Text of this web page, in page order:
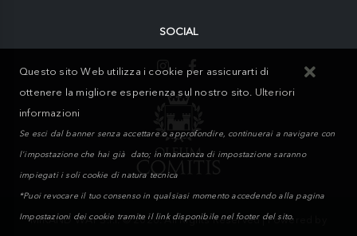
SOCIAL
MIKAND WAY S.r.l. © 2026. All Rights Reserved | Powered by
Questo sito Web utilizza i cookie per assicurarti di
ottenere la migliore esperienza sul nostro sito. Ulteriori
informazioni
Se esci dal banner senza accettare o approfondire, continuerai a navigare con
l'impostazione che hai già dato; in mancanza di impostazione saranno
impiegati i soli cookie di natura tecnica
*Puoi revocare il tuo consenso in qualsiasi momento accedendo alla pagina
Impostazioni dei cookie tramite il link disponibile nel footer del sito.